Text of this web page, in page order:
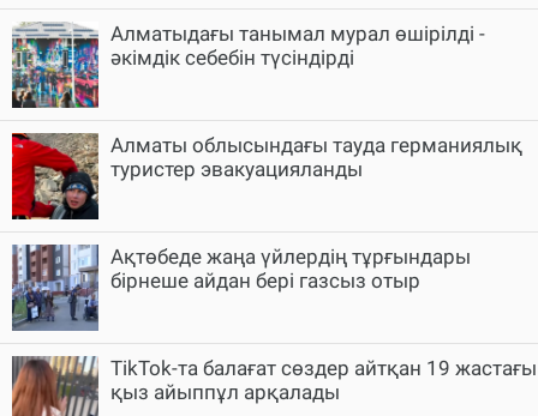
Алматыдағы танымал мурал өшірілді -
әкімдік себебін түсіндірді
Алматы облысындағы тауда германиялық
туристер эвакуацияланды
Ақтөбеде жаңа үйлердің тұрғындары
бірнеше айдан бері газсыз отыр
TikTok-та балағат сөздер айтқан 19 жастағы
қыз айыппұл арқалады